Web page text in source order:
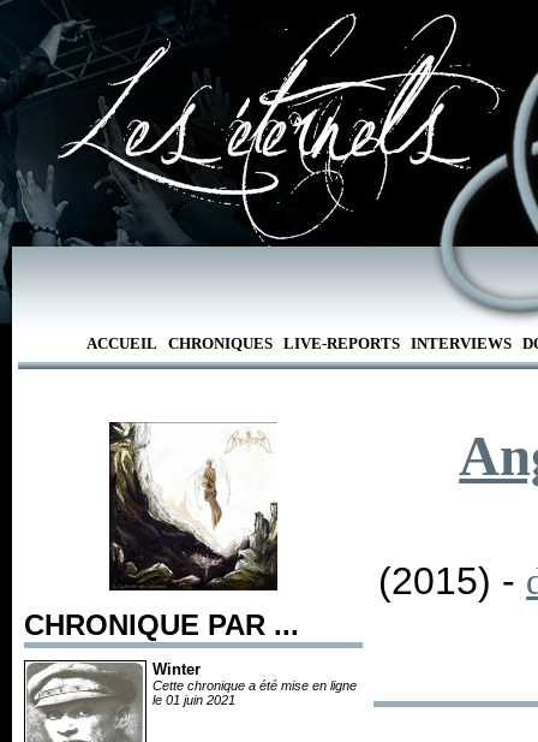
ACCUEIL CHRONIQUES LIVE-REPORTS INTERVIEWS
CHRONIQUE PAR ...
Winter
Cette chronique a été mise en ligne
le 01 juin 2021
(2015) -